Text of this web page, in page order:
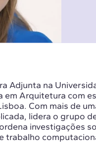
Adjunta na
Arquitetura com
Com mais de
lidera o grupo
investigações
trabalho